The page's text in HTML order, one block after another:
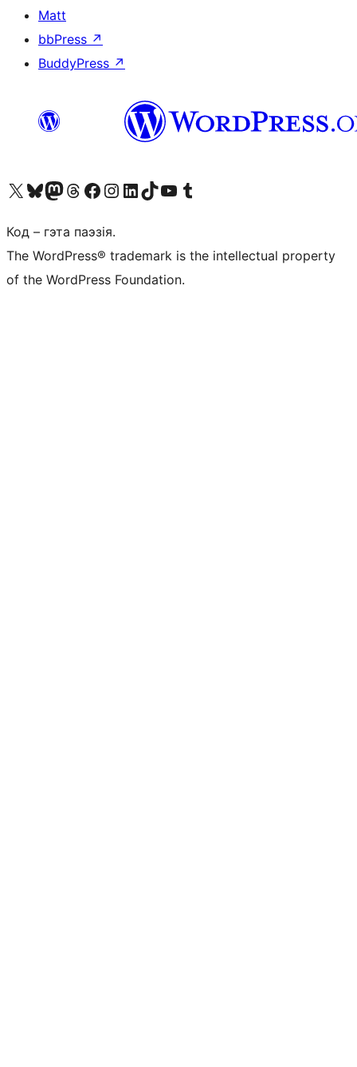
Matt
bbPress ↗
BuddyPress ↗
Наведайце наш акаўнт у X (былы Twitter)
Visit our Bluesky account
Visit our Mastodon account
Visit our Threads account
Наведаеце нашу старонку на Facebook
Наведайце наш Instagram
Наведайце нашу старонку ў LinkedIn
Visit our TikTok account
Наведайце наш YouTube каналVisit our Tumblr account
Код – гэта паэзія.
The WordPress® trademark is the intellectual property
of the WordPress Foundation.